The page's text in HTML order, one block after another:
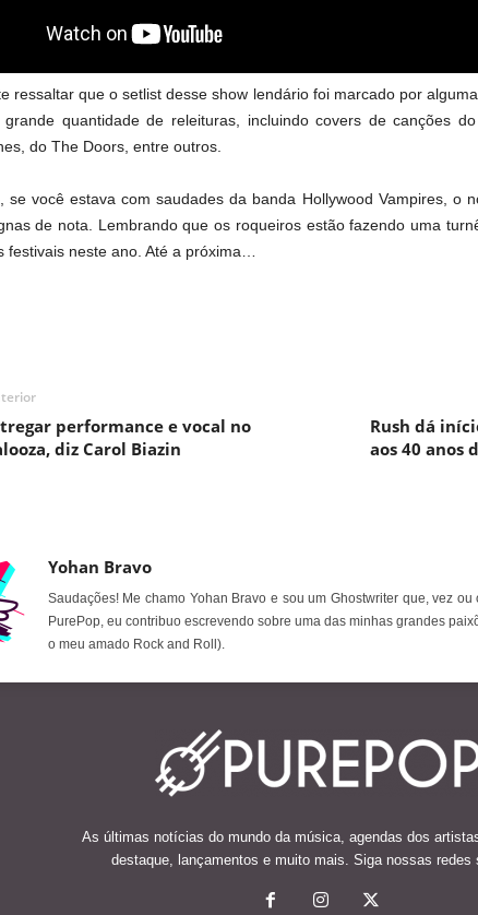
ressaltar que o setlist desse show lendário foi marcado por
quantidade de releituras, incluindo covers de canções
do The Doors, entre outros.
se você estava com saudades da banda Hollywood Vampires, o
de nota. Lembrando que os roqueiros estão fazendo uma
festivais neste ano. Até a próxima…
performance e vocal no
diz Carol Biazin
Rush dá
aos 40 anos
Yohan Bravo
Saudações! Me chamo Yohan Bravo e sou um Ghostwriter que, vez
PurePop, eu contribuo escrevendo sobre uma das minhas grandes
o meu amado Rock and Roll).
As últimas notícias do mundo da música, agendas dos
destaque, lançamentos e muito mais. Siga nossas redes